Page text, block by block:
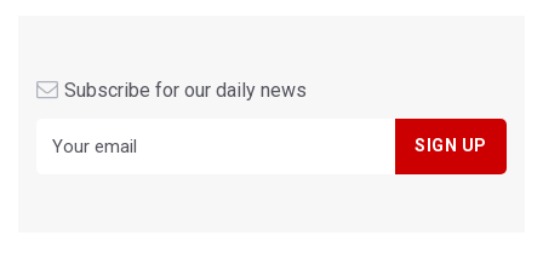
Subscribe for our daily news